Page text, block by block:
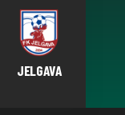
JELGAVA